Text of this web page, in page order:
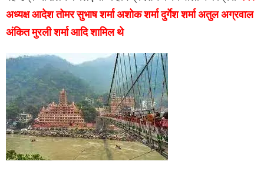
अध्यक्ष आदेश तोमर सुभाष शर्मा अशोक शर्मा दुर्गेश शर्मा अतुल अग्रवाल
अंकित मुरली शर्मा आदि शामिल थे